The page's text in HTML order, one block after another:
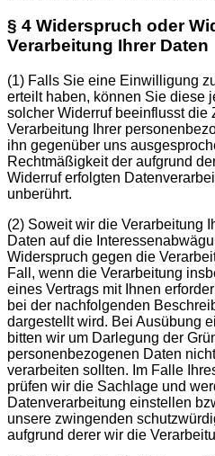
§ 4 Widerspruch oder
Verarbeitung Ihrer Daten
(1) Falls Sie eine Einwilligung
erteilt haben, können Sie diese
solcher Widerruf beeinflusst die
Verarbeitung Ihrer
ihn gegenüber uns
Rechtmäßigkeit der aufgrund
Widerruf erfolgten
unberührt.
(2) Soweit wir die Verarbeitung
Daten auf die
Widerspruch gegen die
Fall, wenn die Verarbeitung
eines Vertrags mit Ihnen
bei der nachfolgenden
dargestellt wird. Bei Ausübung
bitten wir um Darlegung der
personenbezogenen Daten
verarbeiten sollten. Im Falle
prüfen wir die Sachlage und
Datenverarbeitung einstellen
unsere zwingenden
aufgrund derer wir die